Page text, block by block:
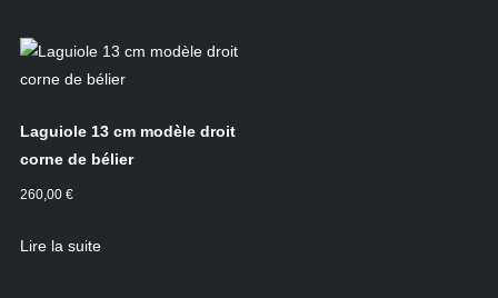
Laguiole 13 cm modèle droit
corne de bélier
260,00 €
Lire la suite